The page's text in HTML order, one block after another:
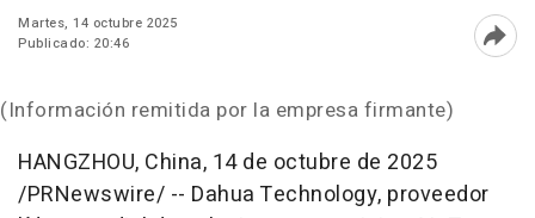
Martes, 14 octubre 2025
Publicado: 20:46
(Información remitida por la empresa firmante)
HANGZHOU, China, 14 de octubre de 2025
/PRNewswire/ -- Dahua Technology, proveedor